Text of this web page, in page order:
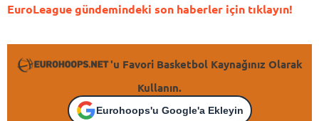
EuroLeague gündemindeki son haberler için tıklayın!
'u Favori Basketbol Kaynağınız Olarak
Kullanın.
Eurohoops'u Google'a Ekleyin